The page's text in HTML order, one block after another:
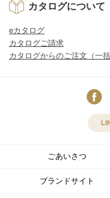
カタログについて
eカタログ
カタログご請求
カタログからのご注文（一括
ごあいさつ
ブランドサイト